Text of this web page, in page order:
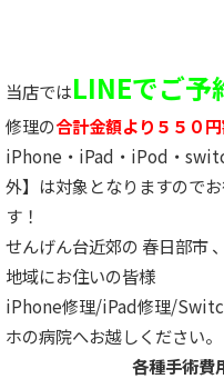
当店ではLINEでご予
修理の合計金額より５５０
iPhone・iPad・iPod・
外】は対象となりますので
す！
せんげん台近郊の 春日部市
地域にお住いの皆様
iPhone修理/iPad修理/
ホの病院へお越しください。
各種手術費